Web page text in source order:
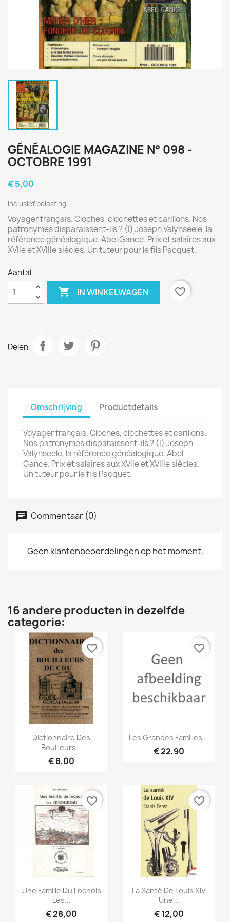
GÉNÉALOGIE MAGAZINE N° 098 -
OCTOBRE 1991
€ 5,00
Inclusief belasting
Voyager français. Cloches, clochettes et carillons. Nos
patronymes disparaissent-ils ? (I) Joseph Valynseele, la
référence généalogique. Abel Gance. Prix et salaires aux
XVIIe et XVIIIe siècles. Un tuteur pour le fils Pacquet.
Aantal
 IN WINKELWAGEN favorite_border
Delen
Omschrijving Productdetails
Voyager français. Cloches, clochettes et carillons.
Nos patronymes disparaissent-ils ? (I) Joseph
Valynseele, la référence généalogique. Abel
Gance. Prix et salaires aux XVIIe et XVIIIe siècles.
Un tuteur pour le fils Pacquet.
Commentaar (0)
Geen klantenbeoordelingen op het moment.
16 andere producten in dezelfde
categorie:
Snel bekijken
Dictionnaire Des
Bouilleurs...
€ 8,00
favorite_border
Snel bekijken
Les Grandes Familles...
€ 22,90
favorite_border
Snel bekijken
Une Famille Du Lochois
Les...
€ 28,00
favorite_border
Snel bekijken
La Santé De Louis XIV
Une...
€ 12,00
favorite_border